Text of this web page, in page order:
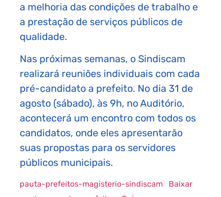
a melhoria das condições de trabalho e
a prestação de serviços públicos de
qualidade.
Nas próximas semanas, o Sindiscam
realizará reuniões individuais com cada
pré-candidato a prefeito. No dia 31 de
agosto (sábado), às 9h, no Auditório,
acontecerá um encontro com todos os
candidatos, onde eles apresentarão
suas propostas para os servidores
públicos municipais.
pauta-prefeitos-magisterio-sindiscam
Baixar